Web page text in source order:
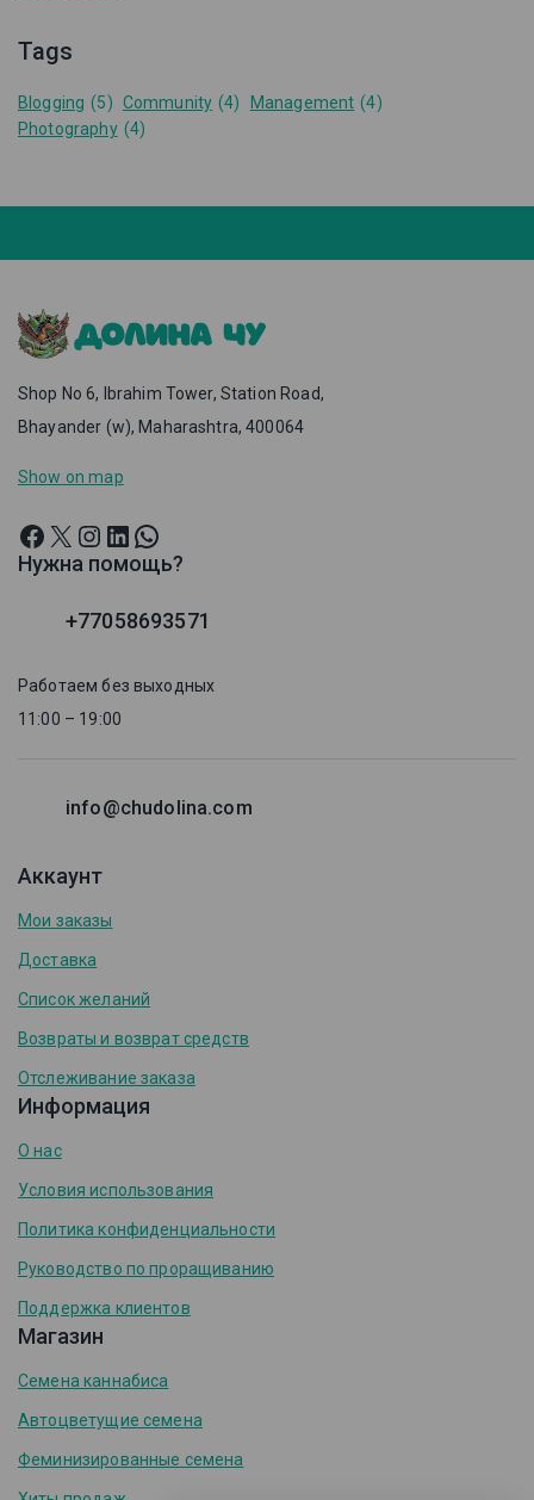
Tags
Blogging (5) Community (4) Management (4)
Photography (4)
Shop No 6, Ibrahim Tower, Station Road,
Bhayander (w), Maharashtra, 400064
Show on map
Нужна помощь?
+77058693571
Работаем без выходных
11:00 – 19:00
info@chudolina.com
Аккаунт
Мои заказы
Доставка
Список желаний
Возвраты и возврат средств
Отслеживание заказа
Информация
О нас
Условия использования
Политика конфиденциальности
Руководство по проращиванию
Поддержка клиентов
Магазин
Семена каннабиса
Автоцветущие семена
Феминизированные семена